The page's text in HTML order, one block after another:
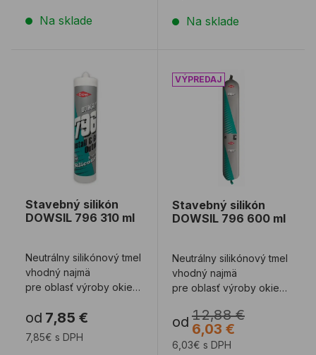
Na sklade Na sklade
Stavebný silikón DOWSIL 796 310 ml
Stavebný silikón
DOWSIL 796 310 ml
Neutrálny silikónový tmel
vhodný najmä
pre oblasť výroby okien
od 7,85 €
7,85€ s DPH
Stavebný silikón DOWSIL
Stavebný silikón
DOWSIL 796 600 ml
Neutrálny silikónový tmel
vhodný najmä
pre oblasť výroby okien
od 12,88 €
6,03 €
6,03€ s DPH